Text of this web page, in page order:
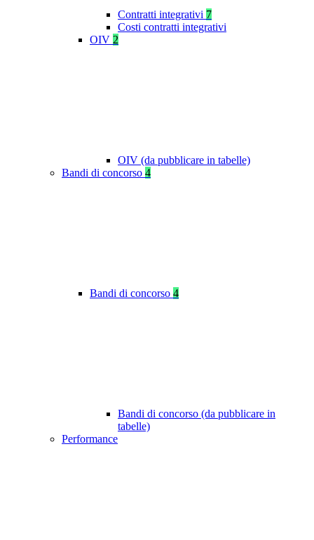
Contratti integrativi 7
Costi contratti integrativi
OIV 2
OIV (da pubblicare in tabelle)
Bandi di concorso 4
Bandi di concorso 4
Bandi di concorso (da pubblicare in
tabelle)
Performance